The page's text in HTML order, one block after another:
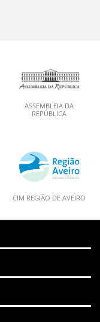
ASSEMBLEIA DA
REPÚBLICA
CIM REGIÃO DE AVEIRO